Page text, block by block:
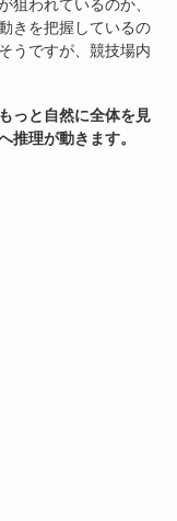
狙われているのか、
きを把握しているの
うですが、競技場内
っと自然に全体を見
推理が動きます。